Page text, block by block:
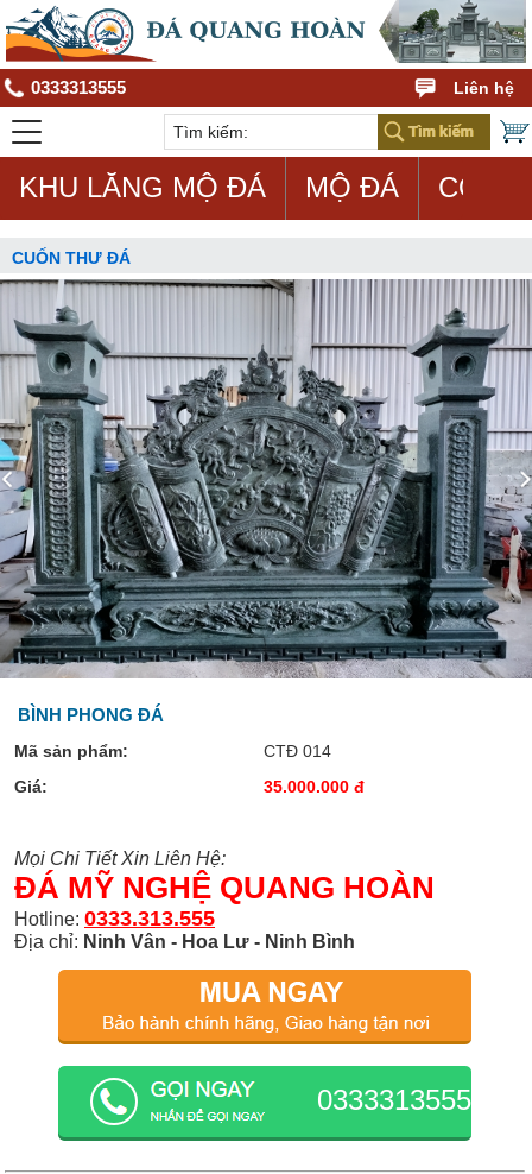
0333313555 Liên hệ
KHU LĂNG MỘ ĐÁ MỘ ĐÁ CON
CUỐN THƯ ĐÁ
BÌNH PHONG ĐÁ
Mã sản phẩm:
CTĐ 014
Giá:
35.000.000 đ
Mọi Chi Tiết Xin Liên Hệ:
ĐÁ MỸ NGHỆ QUANG HOÀN
Hotline: 0333.313.555
Địa chỉ: Ninh Vân - Hoa Lư - Ninh Bình
0333313555